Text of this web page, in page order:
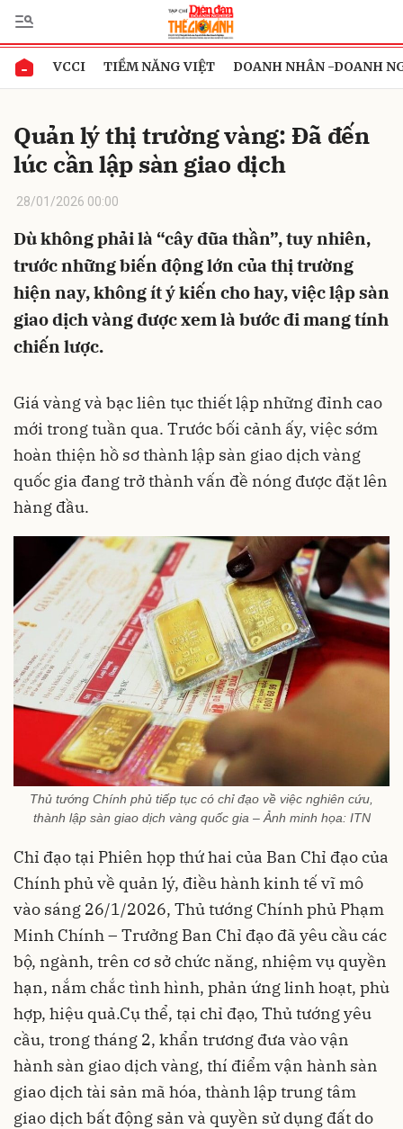
VCCI TIỀM NĂNG VIỆT DOANH NHÂN -DOANH
Quản lý thị trường vàng: Đã đến
lúc cần lập sàn giao dịch
28/01/2026 00:00
Dù không phải là “cây đũa thần”, tuy nhiên,
trước những biến động lớn của thị trường
hiện nay, không ít ý kiến cho hay, việc lập sàn
giao dịch vàng được xem là bước đi mang tính
chiến lược.
Giá vàng và bạc liên tục thiết lập những đỉnh cao
mới trong tuần qua. Trước bối cảnh ấy, việc sớm
hoàn thiện hồ sơ thành lập sàn giao dịch vàng
quốc gia đang trở thành vấn đề nóng được đặt lên
hàng đầu.
Thủ tướng Chính phủ tiếp tục có chỉ đạo về việc nghiên cứu,
thành lập sàn giao dịch vàng quốc gia – Ảnh minh họa: ITN
Chỉ đạo tại Phiên họp thứ hai của Ban Chỉ đạo của
Chính phủ về quản lý, điều hành kinh tế vĩ mô
vào sáng 26/1/2026, Thủ tướng Chính phủ Phạm
Minh Chính – Trưởng Ban Chỉ đạo đã yêu cầu các
bộ, ngành, trên cơ sở chức năng, nhiệm vụ quyền
hạn, nắm chắc tình hình, phản ứng linh hoạt, phù
hợp, hiệu quả.Cụ thể, tại chỉ đạo, Thủ tướng yêu
cầu, trong tháng 2, khẩn trương đưa vào vận
hành sàn giao dịch vàng, thí điểm vận hành sàn
giao dịch tài sản mã hóa, thành lập trung tâm
giao dịch bất động sản và quyền sử dụng đất do
Gửi bình luận
Hủy Gửi